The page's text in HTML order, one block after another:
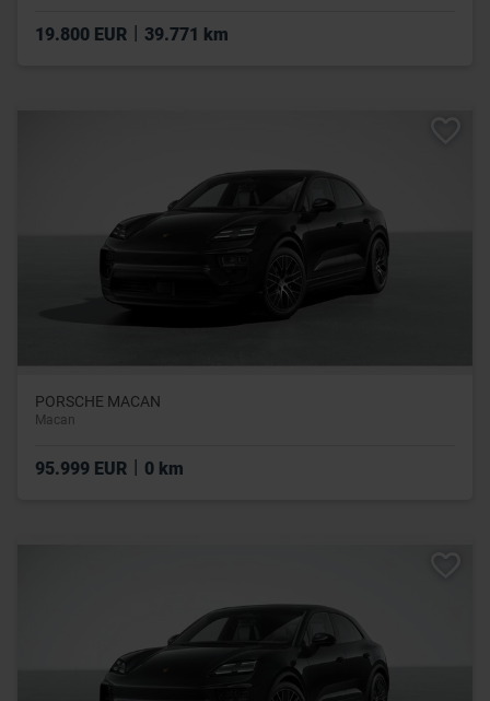
19.800 EUR | 39.771 km
PORSCHE MACAN
Macan
95.999 EUR 0 km